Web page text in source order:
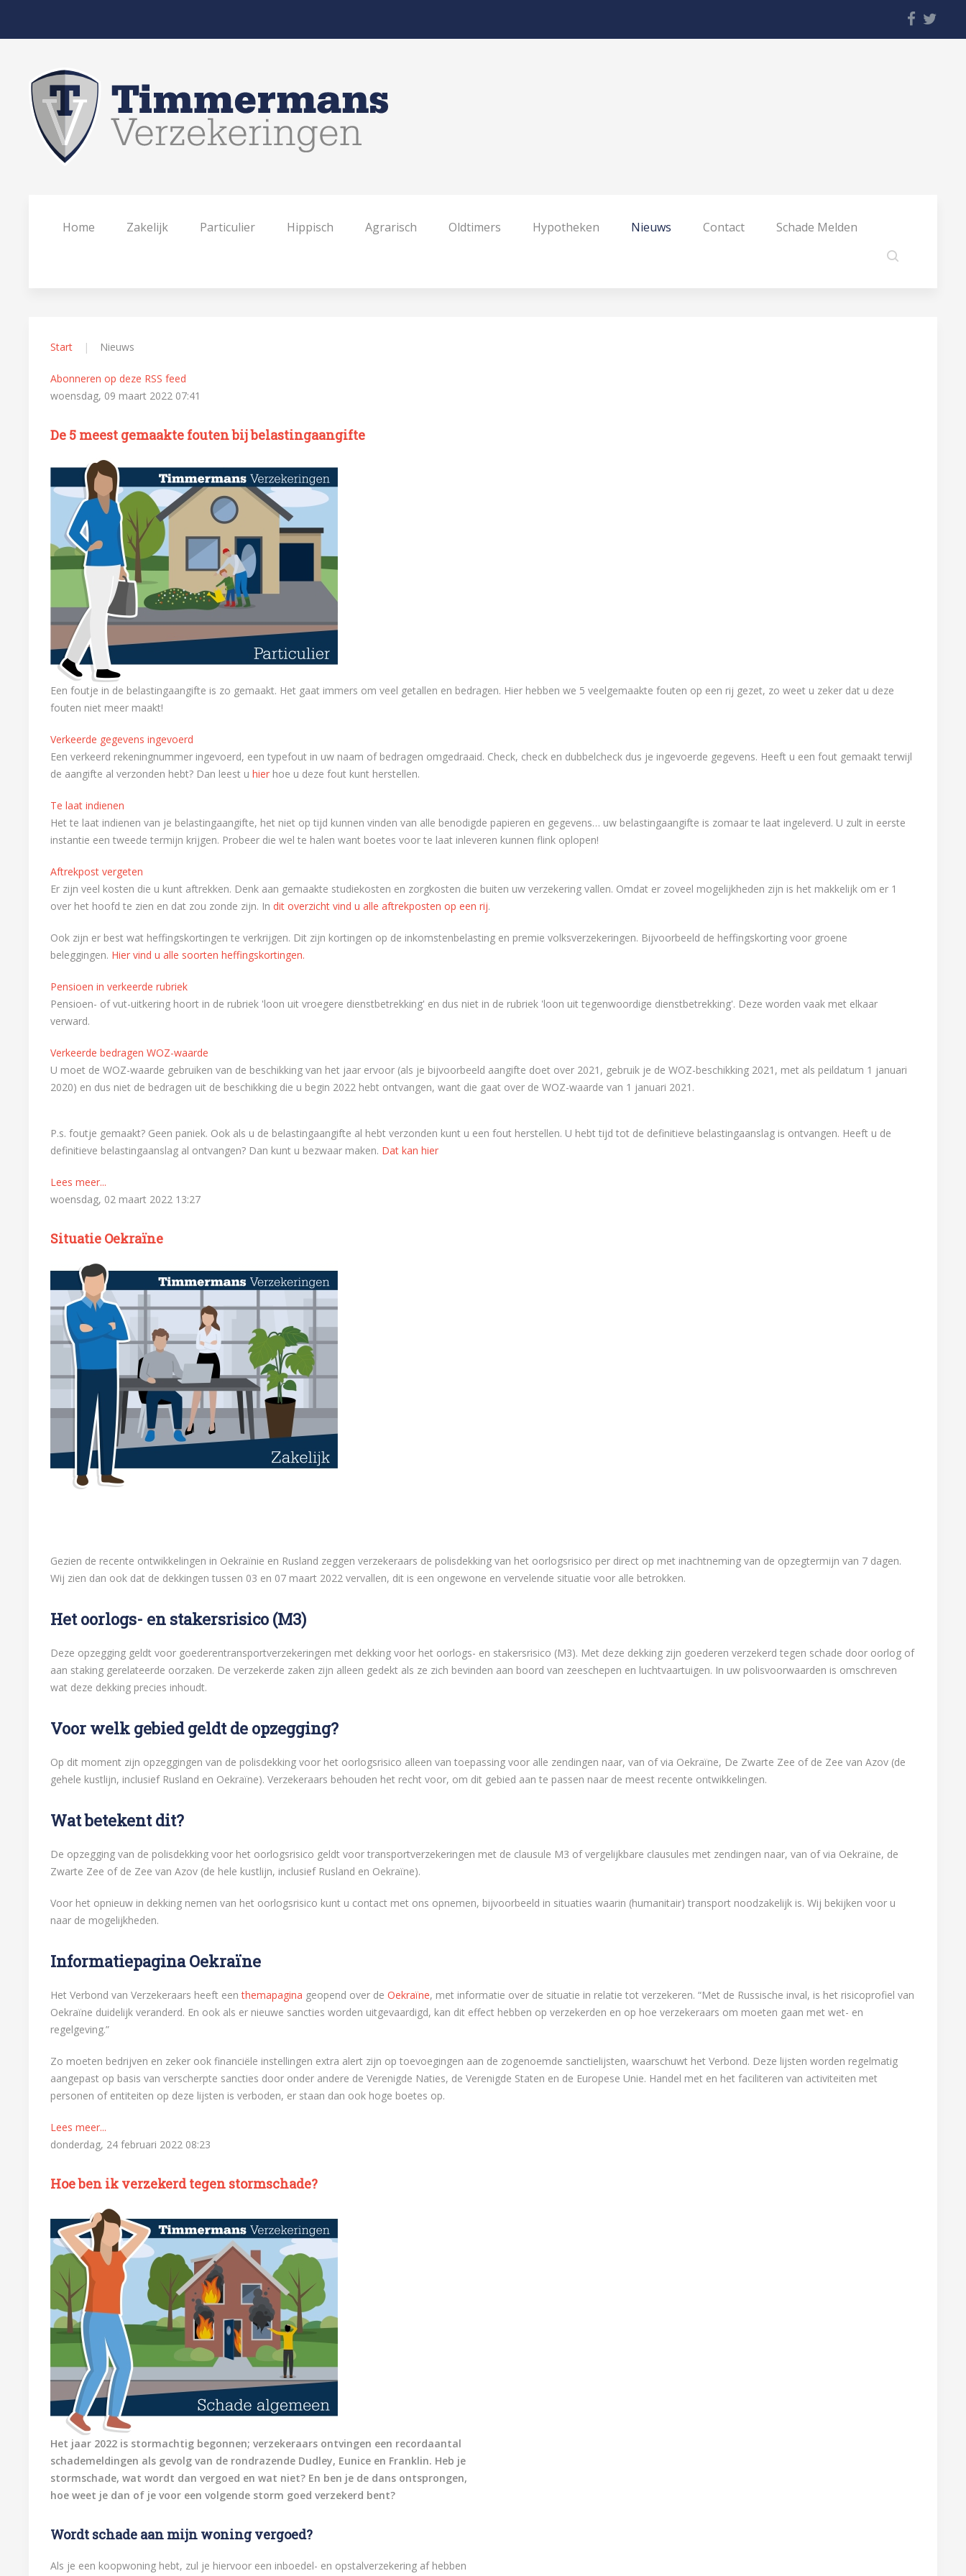
Home Zakelijk Particulier Hippisch Agrarisch Oldtimers Hypotheken Nieuws Contact Schade Melden
Start Nieuws
Abonneren op deze RSS feed
woensdag, 09 maart 2022 07:41
De 5 meest gemaakte fouten bij belastingaangifte
Een foutje in de belastingaangifte is zo gemaakt. Het gaat immers om veel getallen en bedragen. Hier hebben we 5 veelgemaakte fouten op een rij gezet, zo weet u zeker dat u deze
fouten niet meer maakt!
Verkeerde gegevens ingevoerd
Een verkeerd rekeningnummer ingevoerd, een typefout in uw naam of bedragen omgedraaid. Check, check en dubbelcheck dus je ingevoerde gegevens. Heeft u een fout gemaakt terwijl
de aangifte al verzonden hebt? Dan leest u hier hoe u deze fout kunt herstellen.
Te laat indienen
Het te laat indienen van je belastingaangifte, het niet op tijd kunnen vinden van alle benodigde papieren en gegevens… uw belastingaangifte is zomaar te laat ingeleverd. U zult in eerste
instantie een tweede termijn krijgen. Probeer die wel te halen want boetes voor te laat inleveren kunnen flink oplopen!
Aftrekpost vergeten
Er zijn veel kosten die u kunt aftrekken. Denk aan gemaakte studiekosten en zorgkosten die buiten uw verzekering vallen. Omdat er zoveel mogelijkheden zijn is het makkelijk om er 1
over het hoofd te zien en dat zou zonde zijn. In dit overzicht vind u alle aftrekposten op een rij.
Ook zijn er best wat heffingskortingen te verkrijgen. Dit zijn kortingen op de inkomstenbelasting en premie volksverzekeringen. Bijvoorbeeld de heffingskorting voor groene
beleggingen. Hier vind u alle soorten heffingskortingen.
Pensioen in verkeerde rubriek
Pensioen- of vut-uitkering hoort in de rubriek 'loon uit vroegere dienstbetrekking' en dus niet in de rubriek 'loon uit tegenwoordige dienstbetrekking'. Deze worden vaak met elkaar
verward.
Verkeerde bedragen WOZ-waarde
U moet de WOZ-waarde gebruiken van de beschikking van het jaar ervoor (als je bijvoorbeeld aangifte doet over 2021, gebruik je de WOZ-beschikking 2021, met als peildatum 1 januari
2020) en dus niet de bedragen uit de beschikking die u begin 2022 hebt ontvangen, want die gaat over de WOZ-waarde van 1 januari 2021.
P.s. foutje gemaakt? Geen paniek. Ook als u de belastingaangifte al hebt verzonden kunt u een fout herstellen. U hebt tijd tot de definitieve belastingaanslag is ontvangen. Heeft u de
definitieve belastingaanslag al ontvangen? Dan kunt u bezwaar maken. Dat kan hier
Lees meer...
woensdag, 02 maart 2022 13:27
Situatie Oekraïne
Gezien de recente ontwikkelingen in Oekraïnie en Rusland zeggen verzekeraars de polisdekking van het oorlogsrisico per direct op met inachtneming van de opzegtermijn van 7 dagen.
Wij zien dan ook dat de dekkingen tussen 03 en 07 maart 2022 vervallen, dit is een ongewone en vervelende situatie voor alle betrokken.
Het oorlogs- en stakersrisico (M3)
Deze opzegging geldt voor goederentransportverzekeringen met dekking voor het oorlogs- en stakersrisico (M3). Met deze dekking zijn goederen verzekerd tegen schade door oorlog of
aan staking gerelateerde oorzaken. De verzekerde zaken zijn alleen gedekt als ze zich bevinden aan boord van zeeschepen en luchtvaartuigen. In uw polisvoorwaarden is omschreven
wat deze dekking precies inhoudt.
Voor welk gebied geldt de opzegging?
Op dit moment zijn opzeggingen van de polisdekking voor het oorlogsrisico alleen van toepassing voor alle zendingen naar, van of via Oekraïne, De Zwarte Zee of de Zee van Azov (de
gehele kustlijn, inclusief Rusland en Oekraïne). Verzekeraars behouden het recht voor, om dit gebied aan te passen naar de meest recente ontwikkelingen.
Wat betekent dit?
De opzegging van de polisdekking voor het oorlogsrisico geldt voor transportverzekeringen met de clausule M3 of vergelijkbare clausules met zendingen naar, van of via Oekraïne, de
Zwarte Zee of de Zee van Azov (de hele kustlijn, inclusief Rusland en Oekraïne).
Voor het opnieuw in dekking nemen van het oorlogsrisico kunt u contact met ons opnemen, bijvoorbeeld in situaties waarin (humanitair) transport noodzakelijk is. Wij bekijken voor u
naar de mogelijkheden.
Informatiepagina Oekraïne
Het Verbond van Verzekeraars heeft eenthemapagina geopend over de Oekraïne, met informatie over de situatie in relatie tot verzekeren. “Met de Russische inval, is het risicoprofiel van
Oekraïne duidelijk veranderd. En ook als er nieuwe sancties worden uitgevaardigd, kan dit effect hebben op verzekerden en op hoe verzekeraars om moeten gaan met wet- en
regelgeving.”
Zo moeten bedrijven en zeker ook financiële instellingen extra alert zijn op toevoegingen aan de zogenoemde sanctielijsten, waarschuwt het Verbond. Deze lijsten worden regelmatig
aangepast op basis van verscherpte sancties door onder andere de Verenigde Naties, de Verenigde Staten en de Europese Unie. Handel met en het faciliteren van activiteiten met
personen of entiteiten op deze lijsten is verboden, er staan dan ook hoge boetes op.
Lees meer...
donderdag, 24 februari 2022 08:23
Hoe ben ik verzekerd tegen stormschade?
Het jaar 2022 is stormachtig begonnen; verzekeraars ontvingen een recordaantal
schademeldingen als gevolg van de rondrazende Dudley, Eunice en Franklin. Heb je
stormschade, wat wordt dan vergoed en wat niet? En ben je de dans ontsprongen,
hoe weet je dan of je voor een volgende storm goed verzekerd bent?
Wordt schade aan mijn woning vergoed?
Als je een koopwoning hebt, zul je hiervoor een inboedel- en opstalverzekering af hebben